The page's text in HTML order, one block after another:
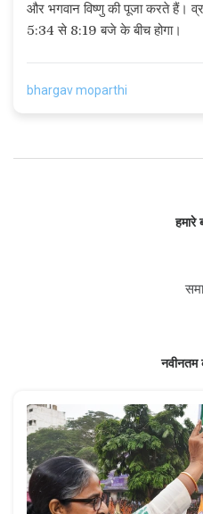
और भगवान विष्णु की पूजा करते हैं।
5:34 से 8:19 बजे के बीच होगा।
bhargav moparthi
हमारे
नवीनतम